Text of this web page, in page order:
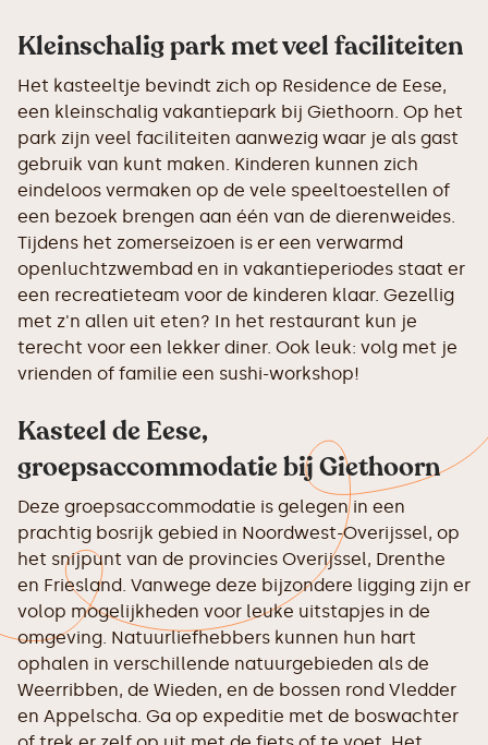
Kleinschalig park met veel faciliteiten
Het kasteeltje bevindt zich op Residence de Eese,
een kleinschalig vakantiepark bij Giethoorn. Op het
park zijn veel faciliteiten aanwezig waar je als gast
gebruik van kunt maken. Kinderen kunnen zich
eindeloos vermaken op de vele speeltoestellen of
een bezoek brengen aan één van de dierenweides.
Tijdens het zomerseizoen is er een verwarmd
openluchtzwembad en in vakantieperiodes staat er
een recreatieteam voor de kinderen klaar. Gezellig
met z'n allen uit eten? In het restaurant kun je
terecht voor een lekker diner. Ook leuk: volg met je
vrienden of familie een sushi-workshop!
Kasteel de Eese,
groepsaccommodatie bij Giethoorn
Deze groepsaccommodatie is gelegen in een
prachtig bosrijk gebied in Noordwest-Overijssel, op
het snijpunt van de provincies Overijssel, Drenthe
en Friesland. Vanwege deze bijzondere ligging zijn er
volop mogelijkheden voor leuke uitstapjes in de
omgeving. Natuurliefhebbers kunnen hun hart
ophalen in verschillende natuurgebieden als de
Weerribben, de Wieden, en de bossen rond Vledder
en Appelscha. Ga op expeditie met de boswachter